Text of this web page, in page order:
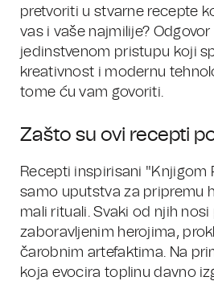
pretvoriti u stvarne recepte
vas i vaše najmilije? Odgovor
jedinstvenom pristupu koji
kreativnost i modernu
tome ću vam govoriti.
Zašto su ovi recepti
Recepti inspirisani "Knjigom
samo uputstva za pripremu
mali rituali. Svaki od njih
zaboravljenim herojima,
čarobnim artefaktima. Na
koja evocira toplinu davno